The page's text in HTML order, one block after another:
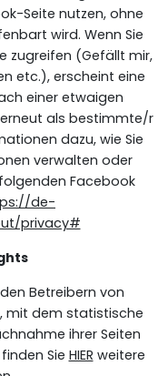
Seite nutzen, ohne
wird. Wenn Sie
zugreifen (Gefällt mir,
etc.), erscheint eine
einer etwaigen
als bestimmte/r
dazu, wie Sie
verwalten oder
Facebook
de-
privacy#
Betreibern von
mit dem statistische
ihrer Seiten
Sie HIER weitere